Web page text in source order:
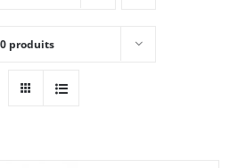
produits